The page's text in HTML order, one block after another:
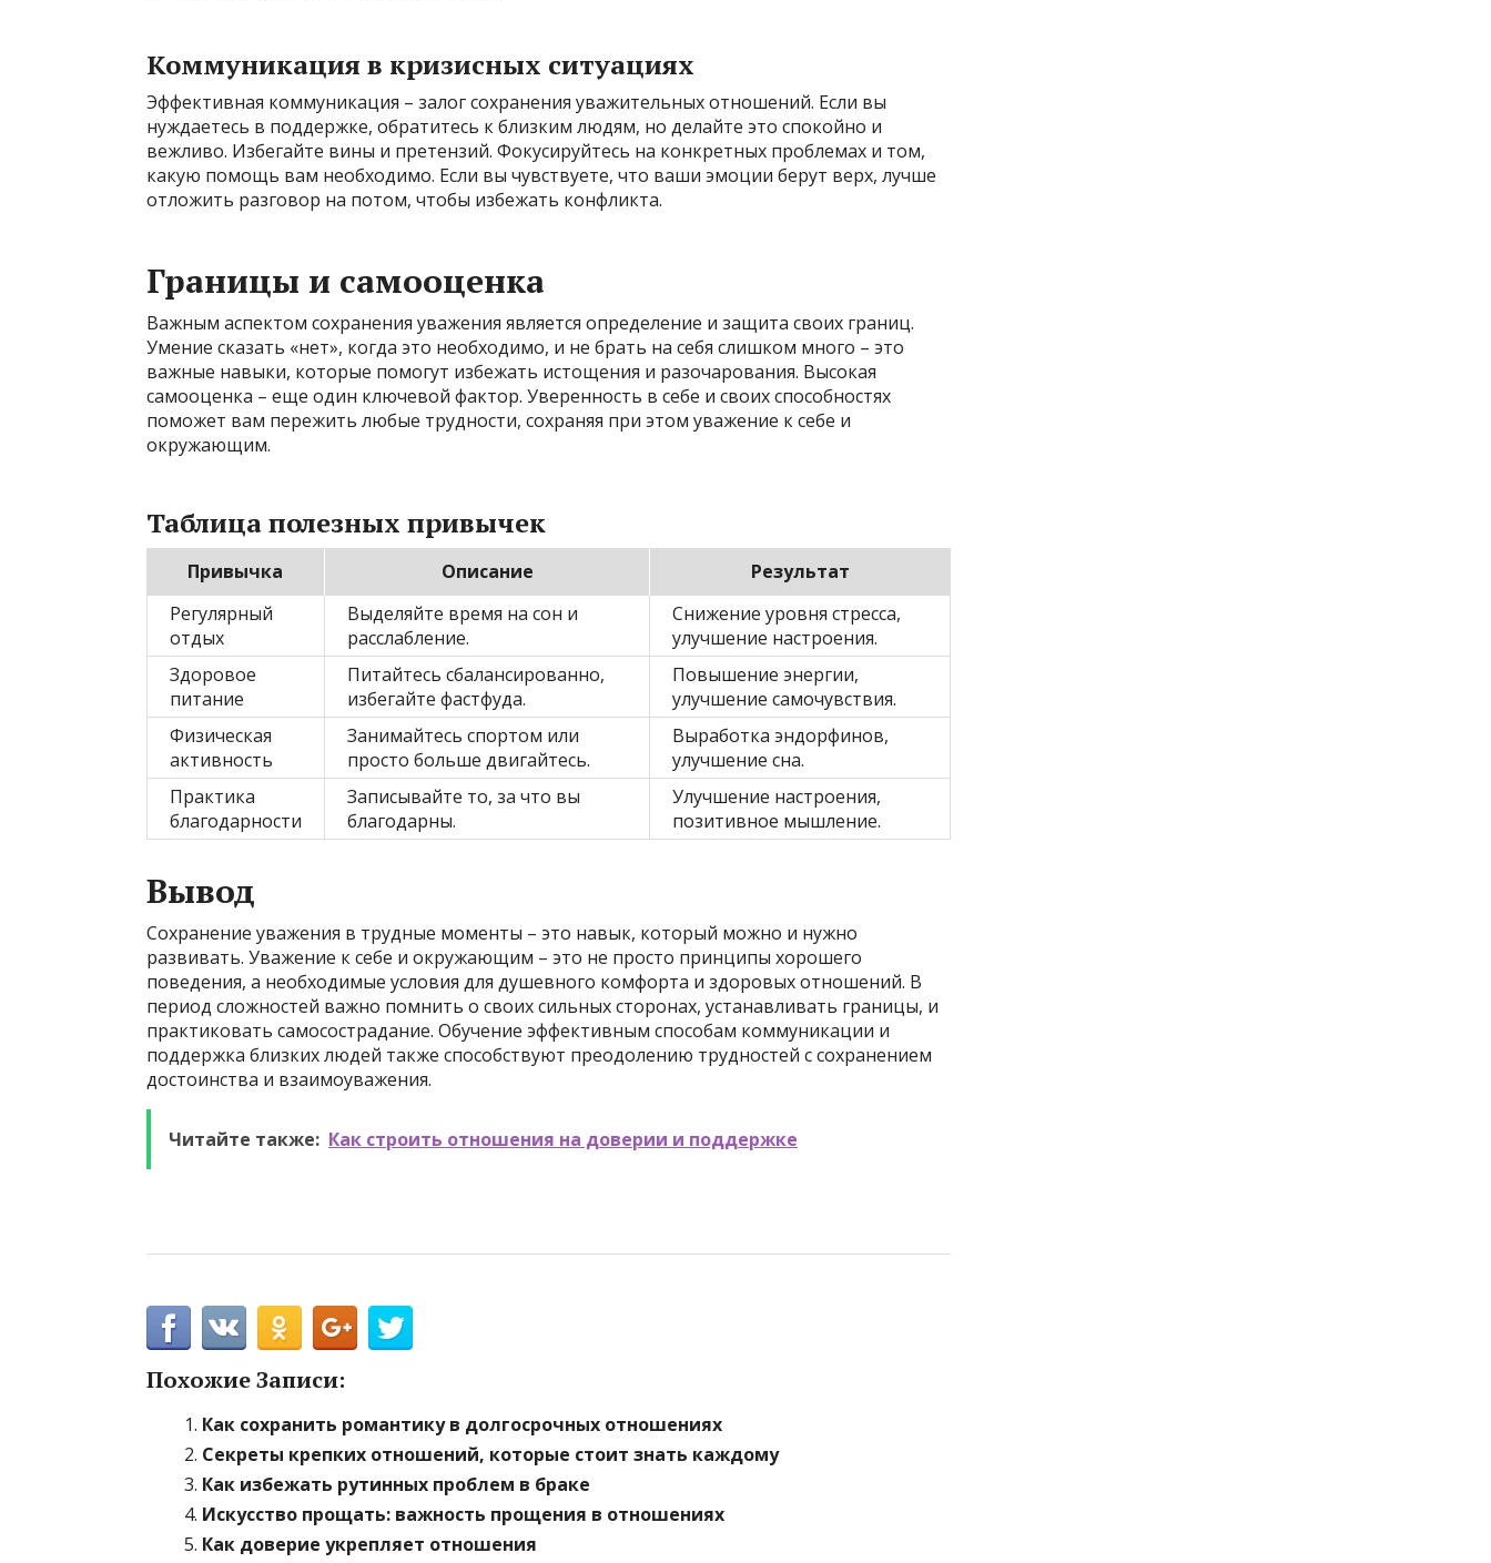
Коммуникация в кризисных ситуациях
Эффективная коммуникация – залог сохранения уважительных отношений. Если вы
нуждаетесь в поддержке, обратитесь к близким людям, но делайте это спокойно и
вежливо. Избегайте вины и претензий. Фокусируйтесь на конкретных проблемах и том,
какую помощь вам необходимо. Если вы чувствуете, что ваши эмоции берут верх, лучше
отложить разговор на потом, чтобы избежать конфликта.
Границы и самооценка
Важным аспектом сохранения уважения является определение и защита своих границ.
Умение сказать «нет», когда это необходимо, и не брать на себя слишком много – это
важные навыки, которые помогут избежать истощения и разочарования. Высокая
самооценка – еще один ключевой фактор. Уверенность в себе и своих способностях
поможет вам пережить любые трудности, сохраняя при этом уважение к себе и
окружающим.
Таблица полезных привычек
Привычка Описание
Результат
Регулярный
отдых
Выделяйте время на сон и
расслабление.
Снижение уровня стресса,
улучшение настроения.
Здоровое
питание
Питайтесь сбалансированно,
избегайте фастфуда.
Повышение энергии,
улучшение самочувствия.
Физическая
активность
Занимайтесь спортом или
просто больше двигайтесь.
Выработка эндорфинов,
улучшение сна.
Практика
благодарности
Записывайте то, за что вы
благодарны.
Улучшение настроения,
позитивное мышление.
Вывод
Сохранение уважения в трудные моменты – это навык, который можно и нужно
развивать. Уважение к себе и окружающим – это не просто принципы хорошего
поведения, а необходимые условия для душевного комфорта и здоровых отношений. В
период сложностей важно помнить о своих сильных сторонах, устанавливать границы, и
практиковать самосострадание. Обучение эффективным способам коммуникации и
поддержка близких людей также способствуют преодолению трудностей с сохранением
достоинства и взаимоуважения.
Читайте также: Как строить отношения на доверии и поддержке
Похожие Записи:
Как сохранить романтику в долгосрочных отношениях
Секреты крепких отношений, которые стоит знать каждому
Как избежать рутинных проблем в браке
Искусство прощать: важность прощения в отношениях
Как доверие укрепляет отношения